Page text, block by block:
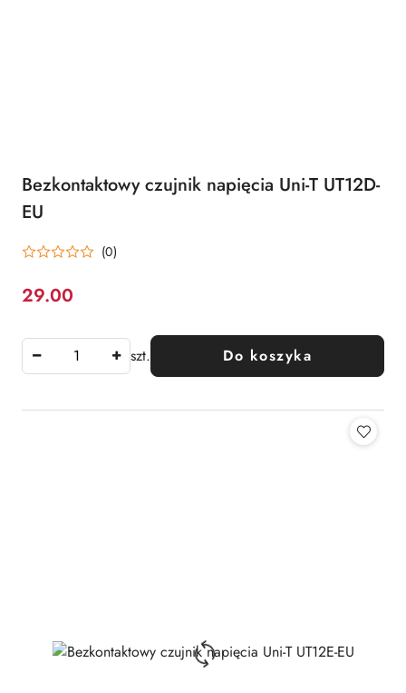
Bezkontaktowy czujnik napięcia Uni-T UT12D-
EU
(0)
Cena:
29.00
szt. Do koszyka